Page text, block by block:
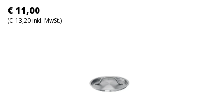
€ 11,00
(€ 13,20inkl. MwSt.)